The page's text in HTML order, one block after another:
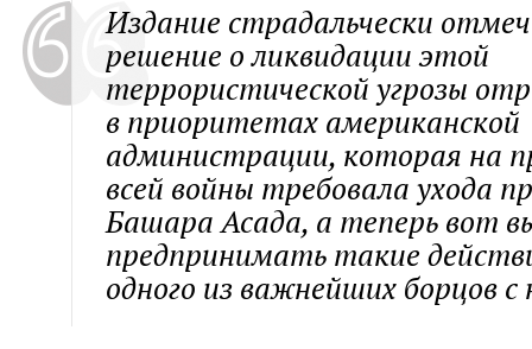
Издание страдальчески
решение о ликвидации этой
террористической угрозы
в приоритетах американской
администрации, которая на
всей войны требовала ухода
Башара Асада, а теперь вот
предпринимать такие
одного из важнейших борцов